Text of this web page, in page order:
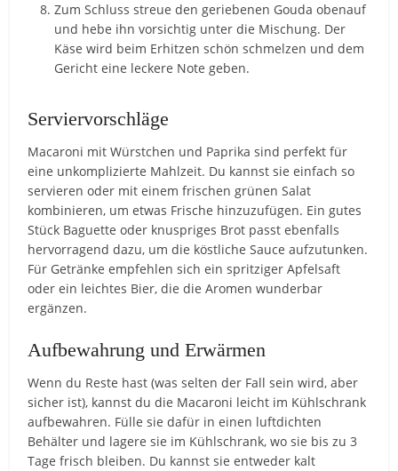
Zum Schluss streue den geriebenen Gouda obenauf
und hebe ihn vorsichtig unter die Mischung. Der
Käse wird beim Erhitzen schön schmelzen und dem
Gericht eine leckere Note geben.
Serviervorschläge
Macaroni mit Würstchen und Paprika sind perfekt für
eine unkomplizierte Mahlzeit. Du kannst sie einfach so
servieren oder mit einem frischen grünen Salat
kombinieren, um etwas Frische hinzuzufügen. Ein gutes
Stück Baguette oder knuspriges Brot passt ebenfalls
hervorragend dazu, um die köstliche Sauce aufzutunken.
Für Getränke empfehlen sich ein spritziger Apfelsaft
oder ein leichtes Bier, die die Aromen wunderbar
ergänzen.
Aufbewahrung und Erwärmen
Wenn du Reste hast (was selten der Fall sein wird, aber
sicher ist), kannst du die Macaroni leicht im Kühlschrank
aufbewahren. Fülle sie dafür in einen luftdichten
Behälter und lagere sie im Kühlschrank, wo sie bis zu 3
Tage frisch bleiben. Du kannst sie entweder kalt